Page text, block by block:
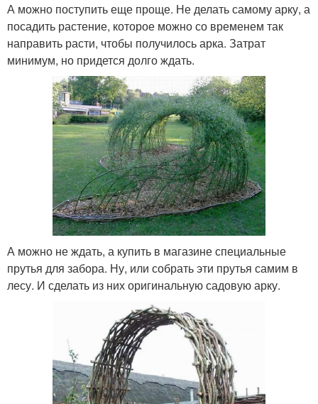
А можно поступить еще проще. Не делать самому арку, а
посадить растение, которое можно со временем так
направить расти, чтобы получилось арка. Затрат
минимум, но придется долго ждать.
А можно не ждать, а купить в магазине специальные
прутья для забора. Ну, или собрать эти прутья самим в
лесу. И сделать из них оригинальную садовую арку.